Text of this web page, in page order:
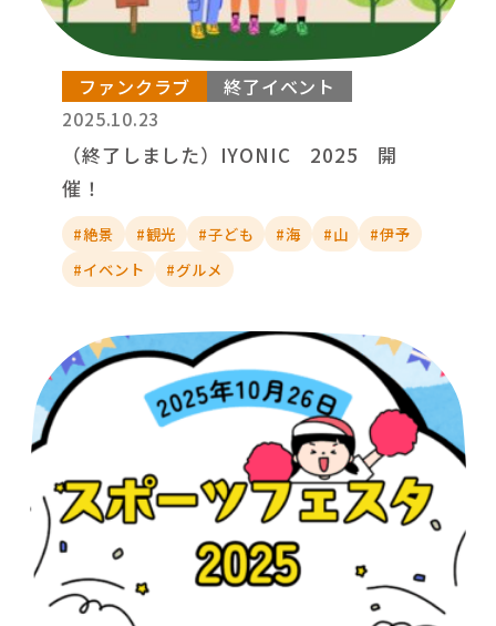
ファンクラブ 終了イベント
2025.10.23
（終了しました）IYONIC 2025 開
催！
#絶景 #観光 #子ども #海 #山
#伊予
#イベント
#グルメ